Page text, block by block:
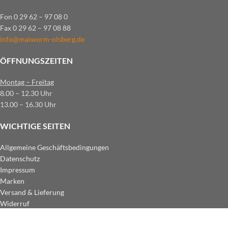
Fon 0 29 62 – 97 08 0
Fax 0 29 62 – 97 08 88
info@maiworm-olsberg.de
ÖFFNUNGSZEITEN
Montag – Freitag
8.00 – 12.30 Uhr
13.00 – 16.30 Uhr
WICHTIGE SEITEN
Allgemeine Geschäftsbedingungen
Datenschutz
Impressum
Marken
Versand & Lieferung
Widerruf